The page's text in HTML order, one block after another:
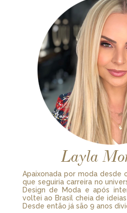
Layla
Apaixonada por moda desde
que seguiria carreira no
Design de Moda e após
voltei ao Brasil cheia de
Desde então já são 9 anos